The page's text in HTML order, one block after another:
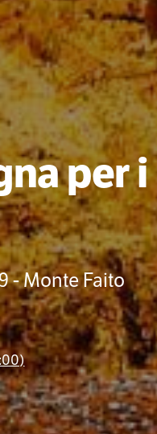
per i
- Monte Faito